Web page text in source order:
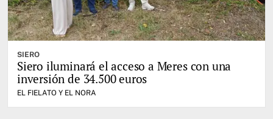
SIERO
Siero iluminará el acceso a Meres con una
inversión de 34.500 euros
EL FIELATO Y EL NORA